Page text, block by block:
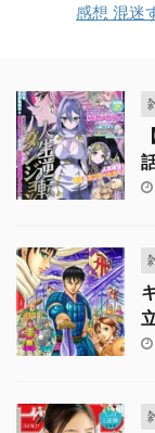
感想 混迷